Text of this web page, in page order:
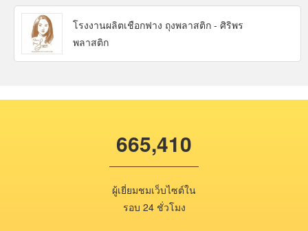
โรงงานผลิตเชือกฟาง ถุงพลาสติก - ศิริพร
พลาสติก
665,410
ผู้เยี่ยมชมเว็บไซต์ใน
รอบ 24 ชั่วโมง